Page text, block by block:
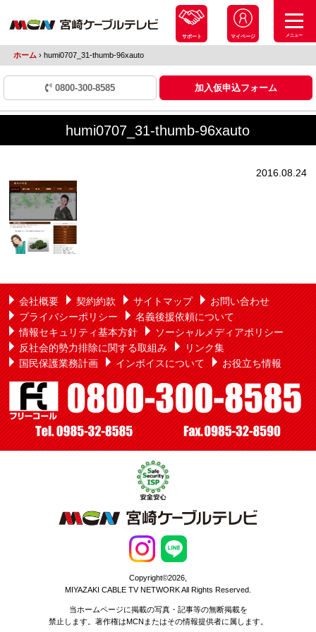
サポート マイページ メニュー
ホーム ›humi0707_31-thumb-96xauto
0800-300-8585 加入仮申込フォーム
humi0707_31-thumb-96xauto
2016.08.24
会社概要 契約約款 サイトマップ
お問い合わせ
プライバシーポリシー
名義後援依頼について
情報セキュリティ基本方針
ソーシャルメディアポリシー
反社会的勢力排除に関する取組み
リンク集
国民保護業務計画
インボイスについて お役立ち情報
Copyright©2026,
MIYAZAKI CABLE TV NETWORK All Rights Reserved.
当ホームページに掲載の写真・記事等の無断掲載を
禁止します。著作権はMCNまたはその情報提供者に属します。